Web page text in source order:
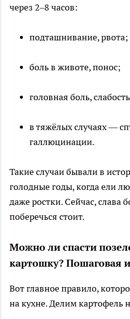
через 2–8 часов:
подташнивание, рвота;
боль в животе, понос;
головная боль,
в тяжёлых случаях —
галлюцинации.
Такие случаи бывали в
голодные годы, когда ели
даже ростки. Сейчас, слава
поберечься стоит.
Можно ли спасти
картошку? Пошаговая
Вот главное правило,
на кухне. Делим картофель